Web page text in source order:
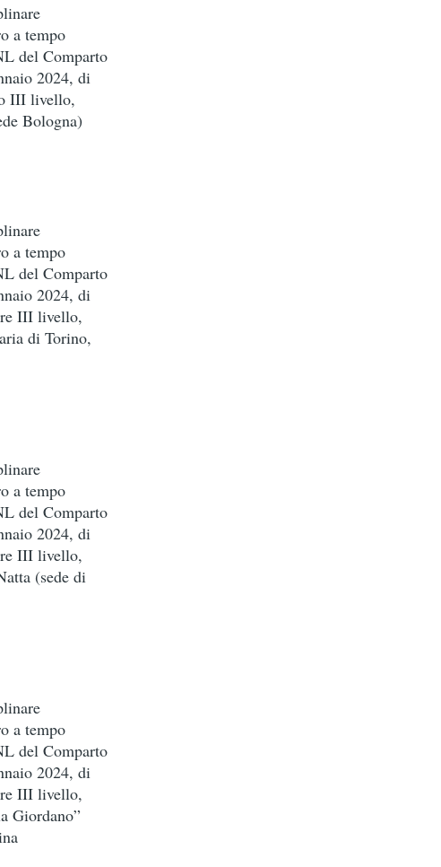
a tempo
del Comparto
2024, di
III livello,
Bologna)
a tempo
del Comparto
2024, di
III livello,
di Torino,
a tempo
del Comparto
2024, di
III livello,
(sede di
a tempo
del Comparto
2024, di
III livello,
Giordano”